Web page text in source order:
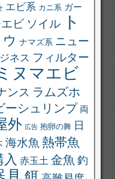
エビ系 カニ系 ガー
ビ ソイル
ト
ナマズ系 ニュー
ネス フィルター
ヌマエビ
ンス ラムズホ
ーシュリンプ 両
外 広告 抱卵の舞 日
海水魚 熱帯魚
入 赤玉土 金魚 釣